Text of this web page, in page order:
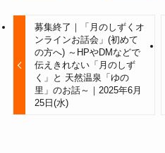
募集終了｜「月のしずくオ
ンラインお話会」(初めて
の方へ) ～HPやDMなどで
伝えきれない「月のしず
く」と 天然温泉「ゆの
里」のお話～｜2025年6月
25日(水)